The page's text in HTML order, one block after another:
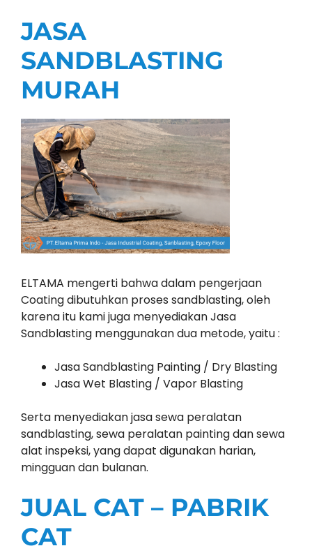
JASA
SANDBLASTING
MURAH
ELTAMA mengerti bahwa dalam pengerjaan
Coating dibutuhkan proses sandblasting, oleh
karena itu kami juga menyediakan Jasa
Sandblasting menggunakan dua metode, yaitu :
Jasa Sandblasting Painting / Dry Blasting
Jasa Wet Blasting / Vapor Blasting
Serta menyediakan jasa sewa peralatan
sandblasting, sewa peralatan painting dan sewa
alat inspeksi, yang dapat digunakan harian,
mingguan dan bulanan.
JUAL CAT – PABRIK
CAT